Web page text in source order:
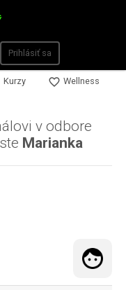
Prihlásiť sa
Kurzy favorite_border Wellness
v odbore
Marianka